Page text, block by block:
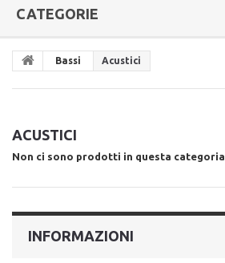
CATEGORIE
Bassi Acustici
ACUSTICI
Non ci sono prodotti in questa categoria
INFORMAZIONI